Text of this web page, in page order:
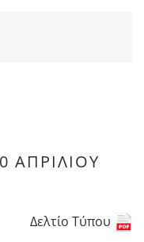
ΑΠΡΙΛΊΟΥ
Δελτίο Τύπου